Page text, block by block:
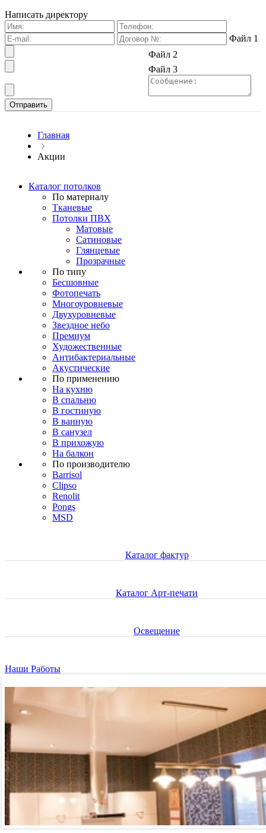
Написать директору
Файл 1
Файл 2
Файл 3
Главная
Акции
Каталог потолков
По материалу
Тканевые
Потолки ПВХ
Матовые
Сатиновые
Глянцевые
Прозрачные
По типу
Бесшовные
Фотопечать
Многоуровневые
Двухуровневые
Звездное небо
Премиум
Художественные
Антибактериальные
Акустические
По применению
На кухню
В спальню
В гостиную
В ванную
В санузел
В прихожую
На балкон
По производителю
Barrisol
Clipso
Renolit
Pongs
MSD
Каталог фактур
Каталог Арт-печати
Освещение
Наши Работы